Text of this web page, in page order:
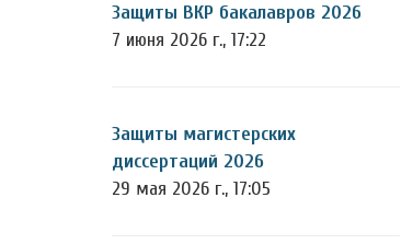
Защиты ВКР бакалавров 2026
7 июня 2026 г., 17:22
Защиты магистерских
диссертаций 2026
29 мая 2026 г., 17:05